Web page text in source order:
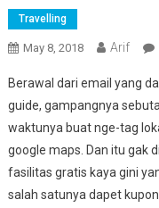
Travelling
May 8, 2018 Arif
Berawal dari email yang
guide, gampangnya
waktunya buat nge-tag
google maps. Dan itu gak
fasilitas gratis kaya gini
salah satunya dapet